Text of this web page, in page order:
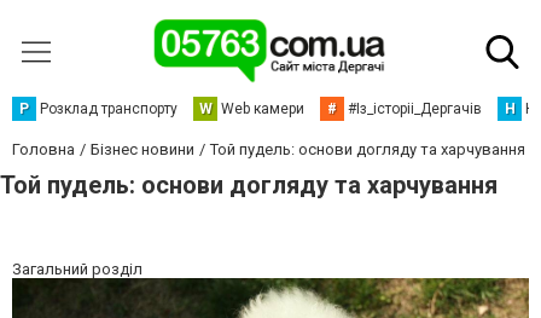
Р Розклад транспорту W Web камери # #Із_історіі_Дергачів Н
Головна Бізнес новини Той пудель: основи догляду та харчування
Той пудель: основи догляду та харчування
Загальний розділ